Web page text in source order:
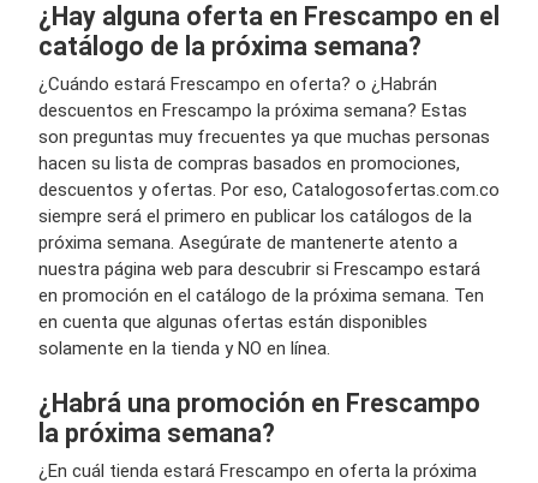
¿Hay alguna oferta en Frescampo en el
catálogo de la próxima semana?
¿Cuándo estará Frescampo en oferta? o ¿Habrán
descuentos en Frescampo la próxima semana? Estas
son preguntas muy frecuentes ya que muchas personas
hacen su lista de compras basados en promociones,
descuentos y ofertas. Por eso, Catalogosofertas.com.co
siempre será el primero en publicar los catálogos de la
próxima semana. Asegúrate de mantenerte atento a
nuestra página web para descubrir si Frescampo estará
en promoción en el catálogo de la próxima semana. Ten
en cuenta que algunas ofertas están disponibles
solamente en la tienda y NO en línea.
¿Habrá una promoción en Frescampo
la próxima semana?
¿En cuál tienda estará Frescampo en oferta la próxima